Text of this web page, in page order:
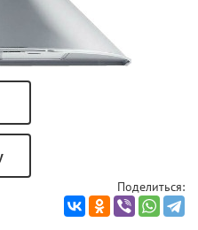
Поделиться: